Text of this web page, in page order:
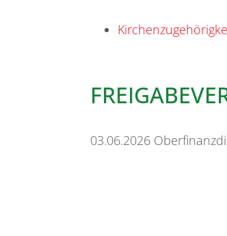
03.06.2026